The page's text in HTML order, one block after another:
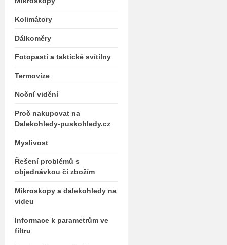
Kolimátory
Dálkoměry
Fotopasti a taktické svítilny
Termovize
Noční vidění
Proč nakupovat na
Dalekohledy-puskohledy.cz
Myslivost
Řešení problémů s
objednávkou či zbožím
Mikroskopy a dalekohledy na
videu
Informace k parametrům ve
filtru